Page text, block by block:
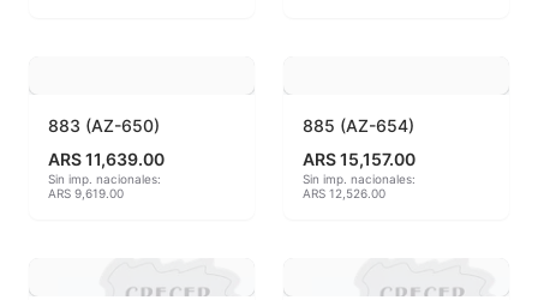
MAYCO CLEAR GLAZES
MAYCO DESIGNER LINER
MAYCO DUNCAN EZ STROKES
883 (AZ-650)
ARS 11,639.00
Sin imp. nacionales:
ARS 9,619.00
885 (AZ-654)
ARS 15,157.00
Sin imp. nacionales:
ARS 12,526.00